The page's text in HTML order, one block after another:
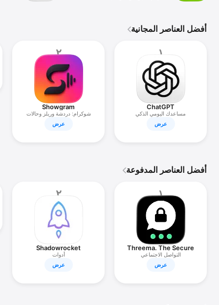
أفضل العناصر المجانية
١
ChatGPT
مساعدك اليومي الذكي
عرض
٢
Showgram
شوكرام: دردشة وريلز وحالات
عرض
أفضل العناصر المدفوعة
١
Threema. The Secure
Messenger
التواصل الاجتماعي
عرض
٢
Shadowrocket
أدوات
عرض